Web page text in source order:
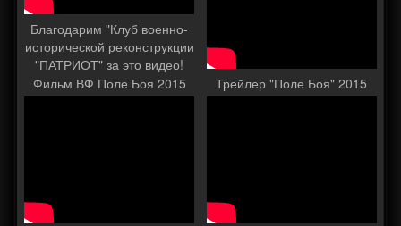
Благодарим "Клуб военно-
исторической реконструкции
"ПАТРИОТ" за это видео!
Фильм ВФ Поле Боя 2015 Трейлер "Поле Боя" 2015